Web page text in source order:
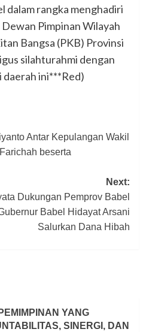
dalam rangka menghadiri
Pimpinan Wilayah
Bangsa (PKB) Provinsi
silahturahmi dengan
daerah ini***Red)
Antar Kepulangan Wakil
beserta
Next:
Dukungan Pemprov Babel
Babel Hidayat Arsani
Salurkan Dana Hibah
YANG
SINERGI, DAN